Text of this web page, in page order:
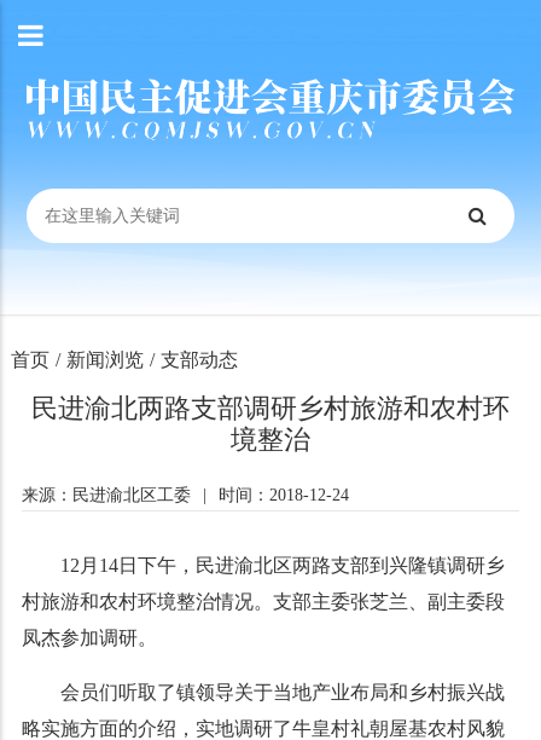
首页 / 新闻浏览 / 支部动态
民进渝北两路支部调研乡村旅游和农村环
境整治
来源：民进渝北区工委 时间：2018-12-24
12月14日下午，民进渝北区两路支部到兴隆镇调研乡
村旅游和农村环境整治情况。支部主委张芝兰、副主委段
凤杰参加调研。
会员们听取了镇领导关于当地产业布局和乡村振兴战
略实施方面的介绍，实地调研了牛皇村礼朝屋基农村风貌